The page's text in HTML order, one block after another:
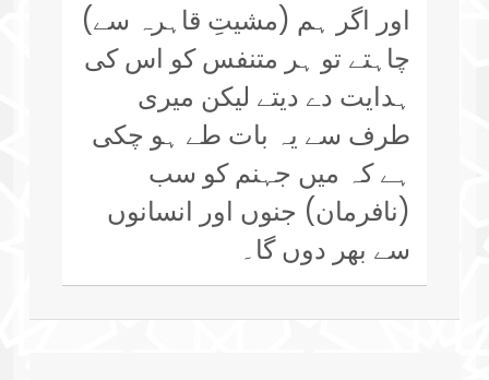
اور اگر ہم (مشیتِ قاہرہ سے)
چاہتے تو ہر متنفس کو اس کی
ہدایت دے دیتے لیکن میری
طرف سے یہ بات طے ہو چکی
ہے کہ میں جہنم کو سب
(نافرمان) جنوں اور انسانوں
سے بھر دوں گا۔